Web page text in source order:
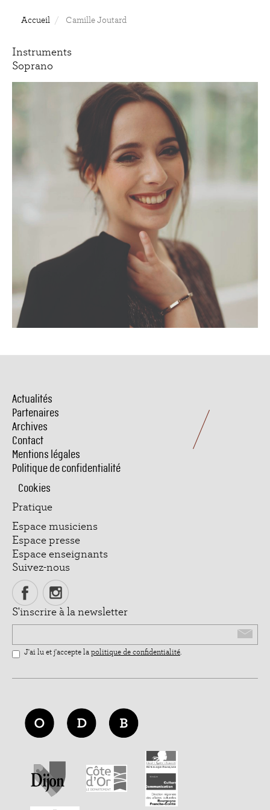
Accueil Camille Joutard
Instruments
Soprano
Menu
Pied
de
page
Actualités
Partenaires
Archives
Contact
Mentions légales
Politique de confidentialité
Cookies
Pratique
Espace musiciens
Espace presse
Espace enseignants
Suivez-nous
S'inscrire à la newsletter
J'ai lu et j'accepte la politique de confidentialité.